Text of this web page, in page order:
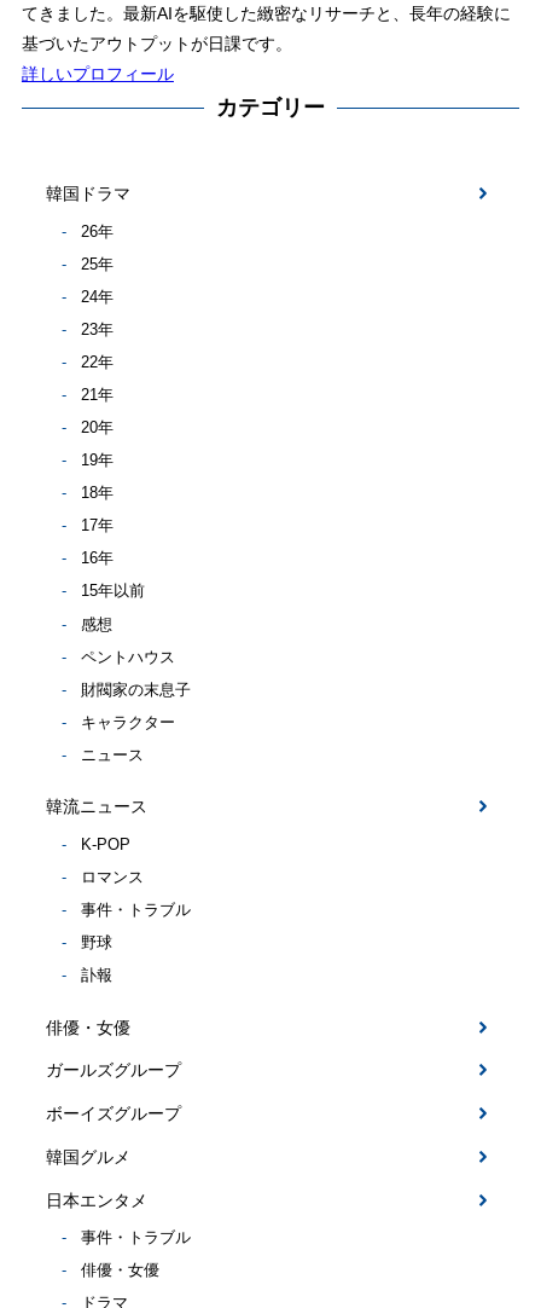
てきました。最新AIを駆使した緻密なリサーチと、長年の経験に
基づいたアウトプットが日課です。
詳しいプロフィール
カテゴリー
韓国ドラマ
26年
25年
24年
23年
22年
21年
20年
19年
18年
17年
16年
15年以前
感想
ペントハウス
財閥家の末息子
キャラクター
ニュース
韓流ニュース
K-POP
ロマンス
事件・トラブル
野球
訃報
俳優・女優
ガールズグループ
ボーイズグループ
韓国グルメ
日本エンタメ
事件・トラブル
俳優・女優
ドラマ